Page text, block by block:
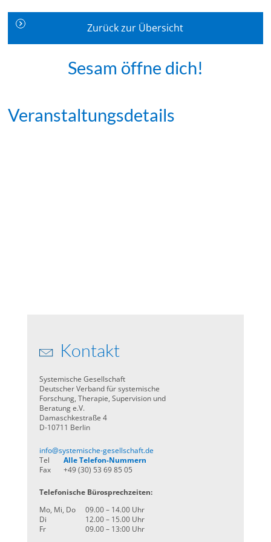
Zurück zur Übersicht
Sesam öffne dich!
Veranstaltungsdetails
Kontakt
Systemische Gesellschaft
Deutscher Verband für systemische
Forschung, Therapie, Supervision und
Beratung e.V.
Damaschkestraße 4
D-10711 Berlin
info@systemische-gesellschaft.de
Tel
Alle Telefon-Nummern
Fax
+49 (30) 53 69 85 05
Telefonische Bürosprechzeiten:
Mo, Mi, Do
09.00 – 14.00 Uhr
Di
12.00 – 15.00 Uhr
Fr
09.00 – 13:00 Uhr